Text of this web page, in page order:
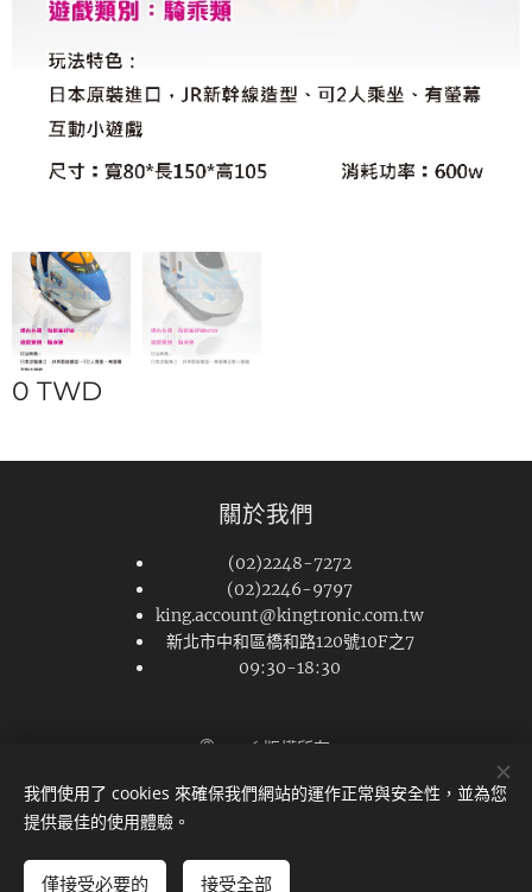
0 TWD
新增到購物車
關於我們
(02)2248-7272
(02)2246-9797
king.account@kingtronic.com.tw
新北市中和區橋和路120號10F之7
09:30-18:30
© 2026 版權所有
Cookies
我們使用了 cookies 來確保我們網站的運作正常與安全性，並為您
提供最佳的使用體驗。
僅接受必要的 接受全部